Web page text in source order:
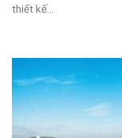
thiết kế...